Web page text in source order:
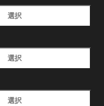
選択
選択
選択